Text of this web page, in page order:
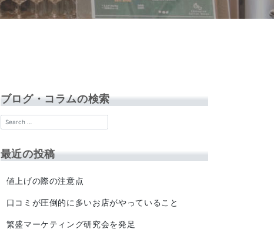
ブログ・コラムの検索
最近の投稿
値上げの際の注意点
口コミが圧倒的に多いお店がやっていること
繁盛マーケティング研究会を発足